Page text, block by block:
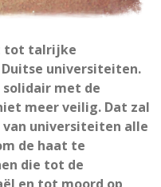
tot talrijke
universiteiten.
met de
meer veilig. Dat zal
van universiteiten alle
de haat te
die tot de
ël en tot moord op